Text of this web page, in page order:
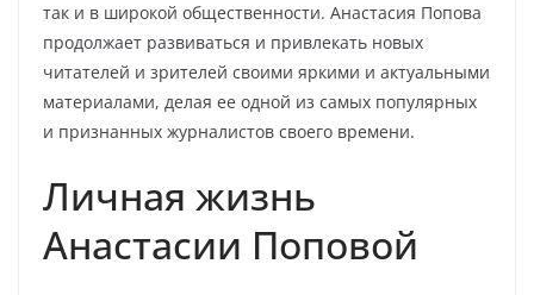
так и в широкой общественности. Анастасия Попова
продолжает развиваться и привлекать новых
читателей и зрителей своими яркими и актуальными
материалами, делая ее одной из самых популярных
и признанных журналистов своего времени.
Личная жизнь
Анастасии Поповой